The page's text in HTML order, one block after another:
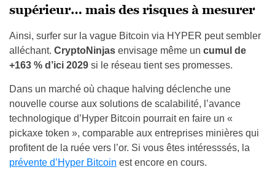
supérieur… mais des risques à mesurer
Ainsi, surfer sur la vague Bitcoin via HYPER peut sembler
alléchant. CryptoNinjas envisage même un cumul de
+163 % d’ici 2029 si le réseau tient ses promesses.
Dans un marché où chaque halving déclenche une
nouvelle course aux solutions de scalabilité, l’avance
technologique d’Hyper Bitcoin pourrait en faire un «
pickaxe token », comparable aux entreprises minières qui
profitent de la ruée vers l’or. Si vous êtes intéresssés, la
prévente d’Hyper Bitcoin est encore en cours.